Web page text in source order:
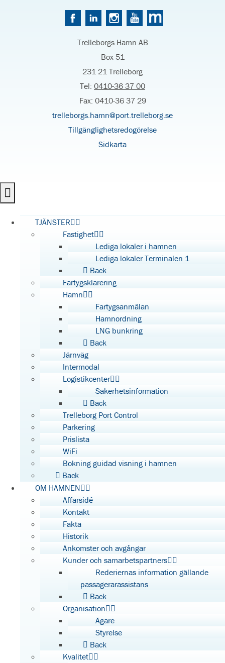
Trelleborgs Hamn AB
Box 51
231 21 Trelleborg
Tel: 0410-36 37 00
Fax: 0410-36 37 29
trelleborgs.hamn@port.trelleborg.se
Tillgänglighetsredogörelse
Sidkarta
TJÄNSTER
Fastighet
Lediga lokaler i hamnen
Lediga lokaler Terminalen 1
Back
Fartygsklarering
Hamn
Fartygsanmälan
Hamnordning
LNG bunkring
Back
Järnväg
Intermodal
Logistikcenter
Säkerhetsinformation
Back
Trelleborg Port Control
Parkering
Prislista
WiFi
Bokning guidad visning i hamnen
Back
OM HAMNEN
Affärsidé
Kontakt
Fakta
Historik
Ankomster och avgångar
Kunder och samarbetspartners
Rederiernas information gällande
passagerarassistans
Back
Organisation
Ägare
Styrelse
Back
Kvalitet